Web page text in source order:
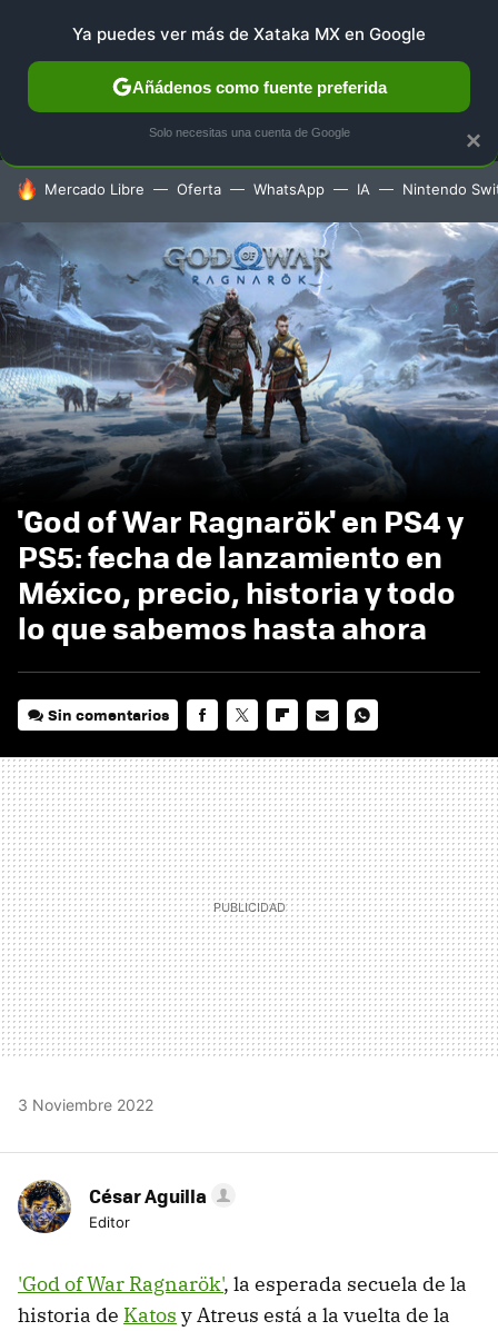
MENÚ NUEVO
GAMING HOME AUTO
HOY SE HABLA DE
Mercado Libre Oferta WhatsApp IA Nintendo
'God of War Ragnarök' en PS4 y
PS5: fecha de lanzamiento en
México, precio, historia y todo
lo que sabemos hasta ahora
Sin comentarios
MAIL
3 Noviembre 2022
César Aguilla
Editor
'God of War Ragnarök', la esperada secuela de la
historia de Katos y Atreus está a la vuelta de la
×
Ya puedes ver más de Xataka MX en Google
Añádenos como fuente preferida
Solo necesitas una cuenta de Google